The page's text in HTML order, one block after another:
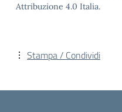
Attribuzione 4.0 Italia.
Stampa / Condividi